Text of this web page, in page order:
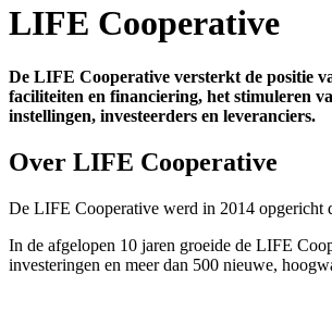
LIFE Cooperative
De LIFE Cooperative versterkt de positie
faciliteiten en financiering, het stimuleren
instellingen, investeerders en leveranciers. ​
Over LIFE Cooperative
De LIFE Cooperative werd in 2014 opgericht
In de afgelopen 10 jaren groeide de LIFE
investeringen en meer dan 500 nieuwe,